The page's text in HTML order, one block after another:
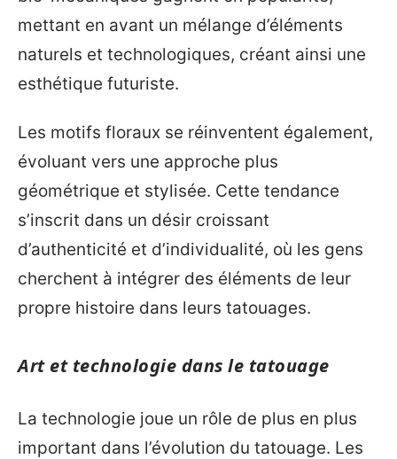
mettant en avant un mélange d’éléments
naturels et technologiques, créant ainsi une
esthétique futuriste.
Les motifs floraux se réinventent également,
évoluant vers une approche plus
géométrique et stylisée. Cette tendance
s’inscrit dans un désir croissant
d’authenticité et d’individualité, où les gens
cherchent à intégrer des éléments de leur
propre histoire dans leurs tatouages.
Art et technologie dans le tatouage
La technologie joue un rôle de plus en plus
important dans l’évolution du tatouage. Les